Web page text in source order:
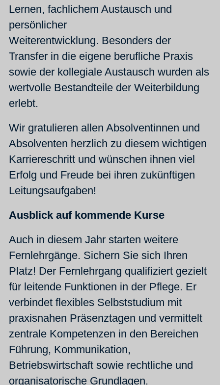
Lernen, fachlichem Austausch und
persönlicher
Weiterentwicklung. Besonders der
Transfer in die eigene berufliche Praxis
sowie der kollegiale Austausch wurden als
wertvolle Bestandteile der Weiterbildung
erlebt.
Wir gratulieren allen Absolventinnen und
Absolventen herzlich zu diesem wichtigen
Karriereschritt und wünschen ihnen viel
Erfolg und Freude bei ihren zukünftigen
Leitungsaufgaben!
Ausblick auf kommende Kurse
Auch in diesem Jahr starten weitere
Fernlehrgänge. Sichern Sie sich Ihren
Platz! Der Fernlehrgang qualifiziert gezielt
für leitende Funktionen in der Pflege. Er
verbindet flexibles Selbststudium mit
praxisnahen Präsenztagen und vermittelt
zentrale Kompetenzen in den Bereichen
Führung, Kommunikation,
Betriebswirtschaft sowie rechtliche und
organisatorische Grundlagen.